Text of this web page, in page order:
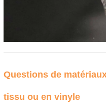
Questions de
tissu ou en vinyle